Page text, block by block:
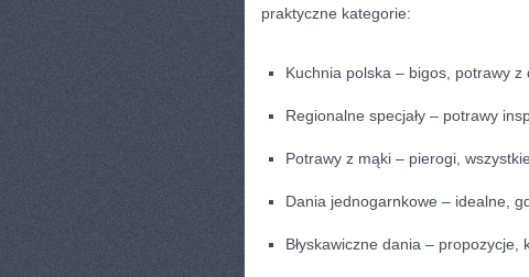
praktyczne kategorie:
Kuchnia polska – bigos, potrawy z
Regionalne specjały – potrawy
Potrawy z mąki – pierogi,
Dania jednogarnkowe – idealne,
Błyskawiczne dania – propozycje,